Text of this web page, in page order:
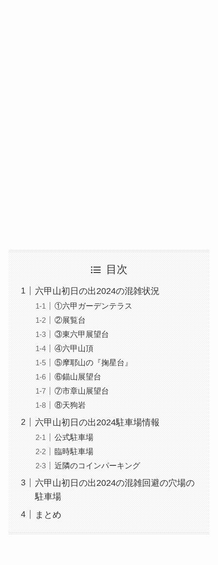
目次
六甲山初日の出2024の混雑状況
①六甲ガーデンテラス
②展覧台
③東六甲展望台
④六甲山頂
⑤摩耶山の『掬星台』
⑥錨山展望台
⑦市章山展望台
⑧天狗岩
六甲山初日の出2024駐車場情報
公式駐車場
臨時駐車場
近隣のコインパーキング
六甲山初日の出2024の混雑回避の穴場の
駐車場
まとめ